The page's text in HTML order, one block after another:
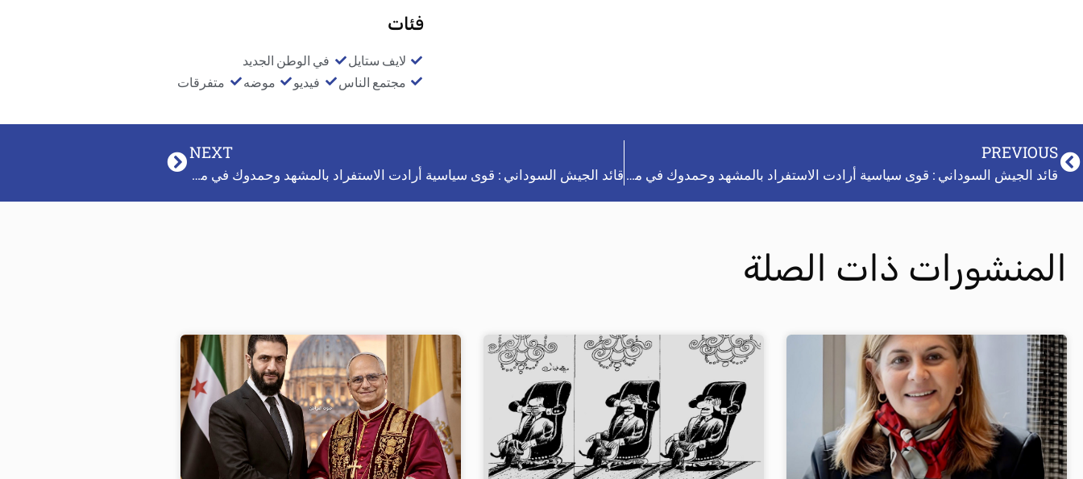
فئات
لايف ستايل
في الوطن الجديد
مجتمع الناس
فيديو موضه متفرقات
PREVIOUS
قائد الجيش السوداني : قوى سياسية أرادت الاستفراد بالمشهد وحمدوك في منزلي
NEXT
قائد الجيش السوداني : قوى سياسية أرادت الاستفراد بالمشهد وحمدوك في منزلي
المنشورات ذات الصلة